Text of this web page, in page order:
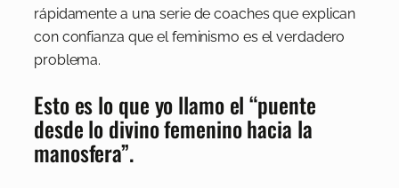
rápidamente a una serie de coaches que explican
con confianza que el feminismo es el verdadero
problema.
Esto es lo que yo llamo el “puente
desde lo divino femenino hacia la
manosfera”.